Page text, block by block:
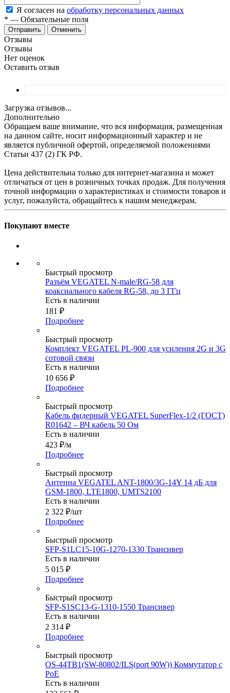
Я согласен на обработку персональных данных
* — Обязательные поля
Отменить
Отзывы
Отзывы
Нет оценок
Оставить отзыв
Загрузка отзывов...
Дополнительно
Обращаем ваше внимание, что вся информация, размещенная
на данном сайте, носит информационный характер и не
является публичной офертой, определяемой положениями
Статьи 437 (2) ГК РФ.
Цена действительна только для интернет-магазина и может
отличаться от цен в розничных точках продаж. Для получения
точной информации о характеристиках и стоимости товаров и
услуг, пожалуйста, обращайтесь к нашим менеджерам.
Покупают вместе
Быстрый просмотр
Разъём VEGATEL N-male/RG-58 для
коаксиального кабеля RG-58, до 3 ГГц
Есть в наличии
181 ₽
Подробнее
Быстрый просмотр
Комплект VEGATEL PL-900 для усиления 2G и 3G
сотовой связи
Есть в наличии
10 656 ₽
Подробнее
Быстрый просмотр
Кабель фидерный VEGATEL SuperFlex-1/2 (ГОСТ)
R01642 – ВЧ кабель 50 Ом
Есть в наличии
423 ₽/м
Подробнее
Быстрый просмотр
Антенна VEGATEL ANT-1800/3G-14Y 14 дБ для
GSM-1800, LTE1800, UMTS2100
Есть в наличии
2 322 ₽/шт
Подробнее
Быстрый просмотр
SFP-S1LC15-10G-1270-1330 Трансивер
Есть в наличии
5 015 ₽
Подробнее
Быстрый просмотр
SFP-S1SC13-G-1310-1550 Трансивер
Есть в наличии
2 314 ₽
Подробнее
Быстрый просмотр
OS-44TB1(SW-80802/ILS(port 90W)) Коммутатор с
PoE
Есть в наличии